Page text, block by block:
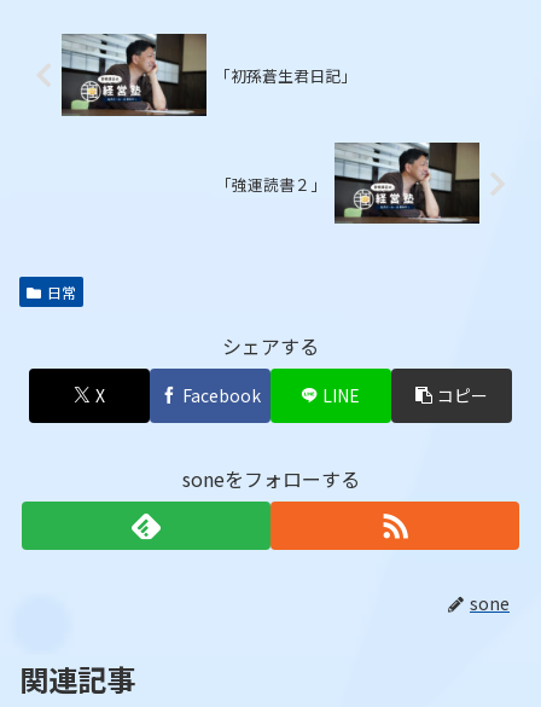
「初孫蒼生君日記」
「強運読書２」
日常
シェアする
X Facebook LINE コピー
soneをフォローする
sone
関連記事